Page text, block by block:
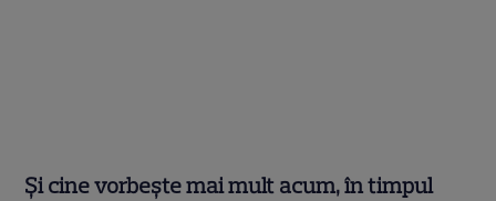
Și cine vorbește mai mult acum, în timpul